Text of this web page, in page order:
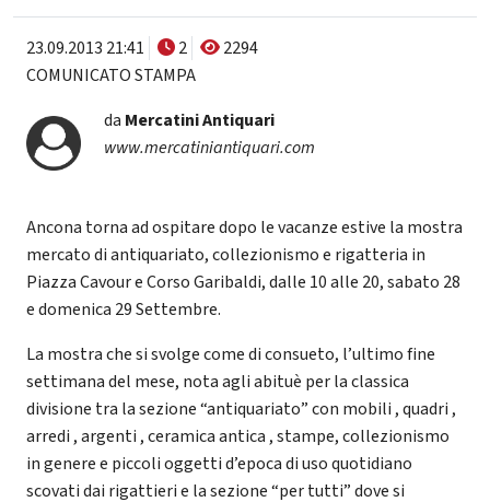
23.09.2013 21:41 2
2294
COMUNICATO STAMPA
da Mercatini Antiquari
www.mercatiniantiquari.com
Ancona torna ad ospitare dopo le vacanze estive la mostra
mercato di antiquariato, collezionismo e rigatteria in
Piazza Cavour e Corso Garibaldi, dalle 10 alle 20, sabato 28
e domenica 29 Settembre.
La mostra che si svolge come di consueto, l’ultimo fine
settimana del mese, nota agli abituè per la classica
divisione tra la sezione “antiquariato” con mobili , quadri ,
arredi , argenti , ceramica antica , stampe, collezionismo
in genere e piccoli oggetti d’epoca di uso quotidiano
scovati dai rigattieri e la sezione “per tutti” dove si